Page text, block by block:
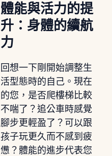
體能與活力的提
升：身體的續航
力
回想一下剛開始調整生
活型態時的自己。現在
的您，是否爬樓梯比較
不喘了？追公車時感覺
腳步更輕盈了？可以跟
孩子玩更久而不感到疲
憊？體能的進步代表您